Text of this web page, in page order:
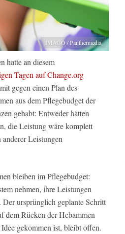
IMAGO / Panthermedia
hatte an diesem
Tagen auf Change.org
gegen einen Plan des
aus dem Pflegebudget der
gehabt: Entweder hätten
die Leistung wäre komplett
Leistungen
bleiben im Pflegebudget:
nehmen, ihre Leistungen
Der ursprünglich geplante Schritt
dem Rücken der Hebammen
gekommen ist, bleibt offen.